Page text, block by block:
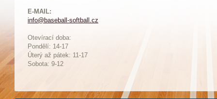
E-MAIL:
info@baseball-softball.cz
Otevírací doba:
Pondělí: 14-17
Úterý až pátek: 11-17
Sobota: 9-12